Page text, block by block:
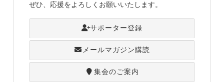
ぜひ、応援をよろしくお願いいたします。
サポーター登録
メールマガジン購読
集会のご案内